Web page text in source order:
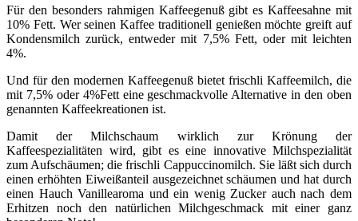
Für den besonders rahmigen Kaffeegenuß gibt es Kaffeesahne mit
10% Fett. Wer seinen Kaffee traditionell genießen möchte greift auf
Kondensmilch zurück, entweder mit 7,5% Fett, oder mit leichten
4%.
Und für den modernen Kaffeegenuß bietet frischli Kaffeemilch, die
mit 7,5% oder 4%Fett eine geschmackvolle Alternative in den oben
genannten Kaffeekreationen ist.
Damit der Milchschaum wirklich zur Krönung der
Kaffeespezialitäten wird, gibt es eine innovative Milchspezialität
zum Aufschäumen; die frischli Cappuccinomilch. Sie läßt sich durch
einen erhöhten Eiweißanteil ausgezeichnet schäumen und hat durch
einen Hauch Vanillearoma und ein wenig Zucker auch nach dem
Erhitzen noch den natürlichen Milchgeschmack mit einer ganz